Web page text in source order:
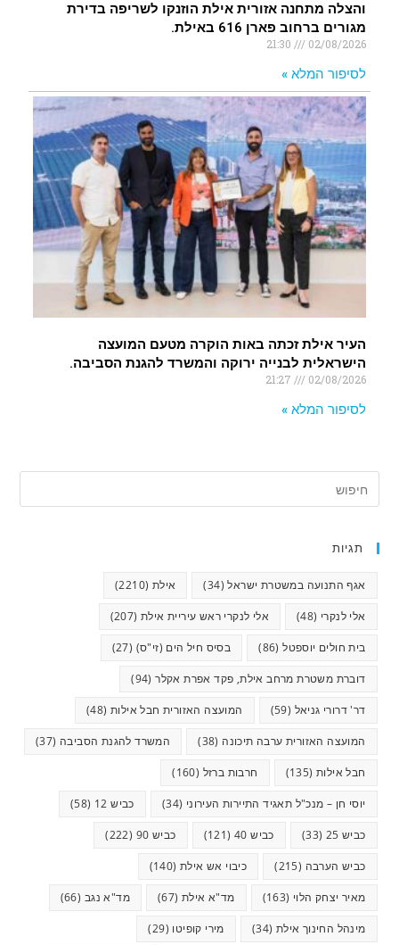
והצלה מתחנה אזורית אילת הוזנקו לשריפה בדירת
מגורים ברחוב פארן 616 באילת.
02/08/2026
לסיפור המלא »
העיר אילת זכתה באות הוקרה מטעם המועצה
הישראלית לבנייה ירוקה והמשרד להגנת הסביבה.
02/08/2026
לסיפור המלא »
תגיות
אגף התנועה במשטרת ישראל(34) אילת (2210)
אלי לנקרי (48) אלי לנקרי ראש עיריית אילת (207)
בית חולים יוספטל(86) בסיס חיל הים (זי"ס) (27)
דוברת משטרת מרחב אילת, פקד אפרת אקלר(94)
דר' דרורי גניאל (59) המועצה האזורית חבל אילות (48)
המועצה האזורית ערבה תיכונה (38) המשרד להגנת הסביבה (37)
חבל אילות (135) חרבות ברזל (160)
יוסי חן – מנכ"ל תאגיד התיירות העירוני (34) כביש 12 (58)
כביש 25 (33) כביש 40 (121) כביש 90 (222)
כביש הערבה (215) כיבוי אש אילת (140)
מאיר יצחק הלוי (163) מד"א אילת (67) מד"א נגב (66)
מינהל החינוך אילת (34) מירי קופיטו (29)